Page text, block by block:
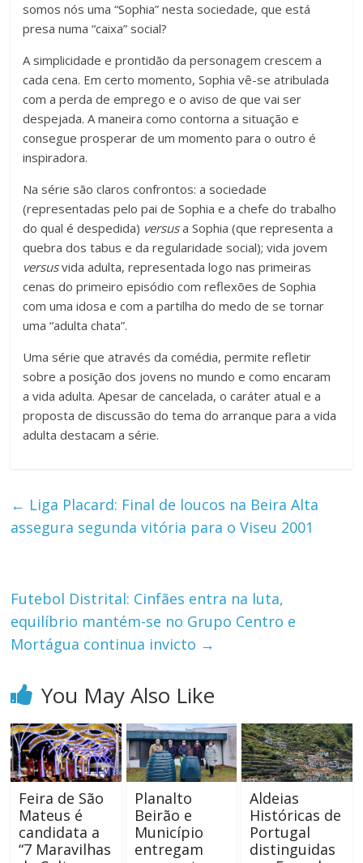
somos nós uma “Sophia” nesta sociedade, que está
presa numa “caixa” social?
A simplicidade e prontidão da personagem crescem a
cada cena. Em certo momento, Sophia vê-se atribulada
com a perda de emprego e o aviso de que vai ser
despejada. A maneira como contorna a situação e
consegue prosperar de um momento para o outro é
inspiradora.
Na série são claros confrontos: a sociedade
(representadas pelo pai de Sophia e a chefe do trabalho
do qual é despedida) versusa Sophia (que representa a
quebra dos tabus e da regularidade social); vida jovem
versusvida adulta, representada logo nas primeiras
cenas do primeiro episódio com reflexões de Sophia
com uma idosa e com a partilha do medo de se tornar
uma “adulta chata”.
Uma série que através da comédia, permite refletir
sobre a posição dos jovens no mundo e como encaram
a vida adulta. Apesar de cancelada, o caráter atual e a
proposta de discussão do tema do arranque para a vida
adulta destacam a série.
← Liga Placard: Final de loucos na Beira Alta
assegura segunda vitória para o Viseu 2001
Futebol Distrital: Cinfães entra na luta,
equilíbrio mantém-se no Grupo Centro e
Mortágua continua invicto →
You May Also Like
Feira de São
Mateus é
candidata a
“7 Maravilhas
Planalto
Beirão e
Município
entregam
Aldeias
Históricas de
Portugal
distinguidas